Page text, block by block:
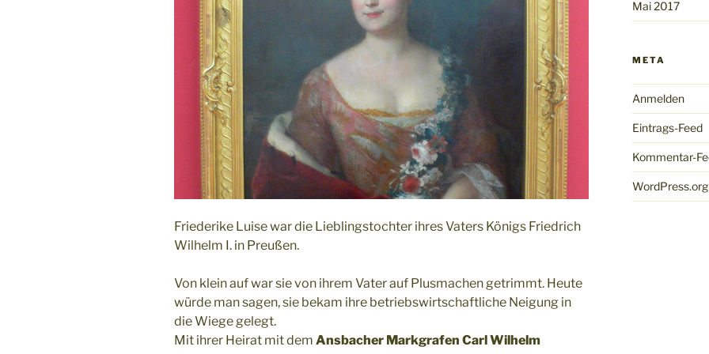
Friederike Luise war die Lieblingstochter ihres Vaters Königs Friedrich
Wilhelm I. in Preußen.
Von klein auf war sie von ihrem Vater auf Plusmachen getrimmt. Heute
würde man sagen, sie bekam ihre betriebswirtschaftliche Neigung in
die Wiege gelegt.
Mit ihrer Heirat mit dem Ansbacher Markgrafen Carl Wilhelm
Mai 2017
META
Anmelden
Eintrags-Feed
Kommentar-
WordPress.org